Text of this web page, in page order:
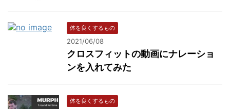
体を良くするもの
2021/06/08
クロスフィットの動画にナレーショ
ンを入れてみた
体を良くするもの